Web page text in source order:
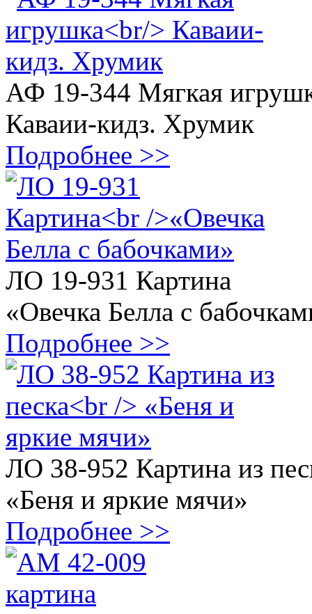
АФ 19-344 Мягкая
Каваии-кидз. Хрумик
Подробнее >>
ЛО 19-931 Картина
«Овечка Белла с
Подробнее >>
ЛО 38-952 Картина из
«Беня и яркие мячи»
Подробнее >>